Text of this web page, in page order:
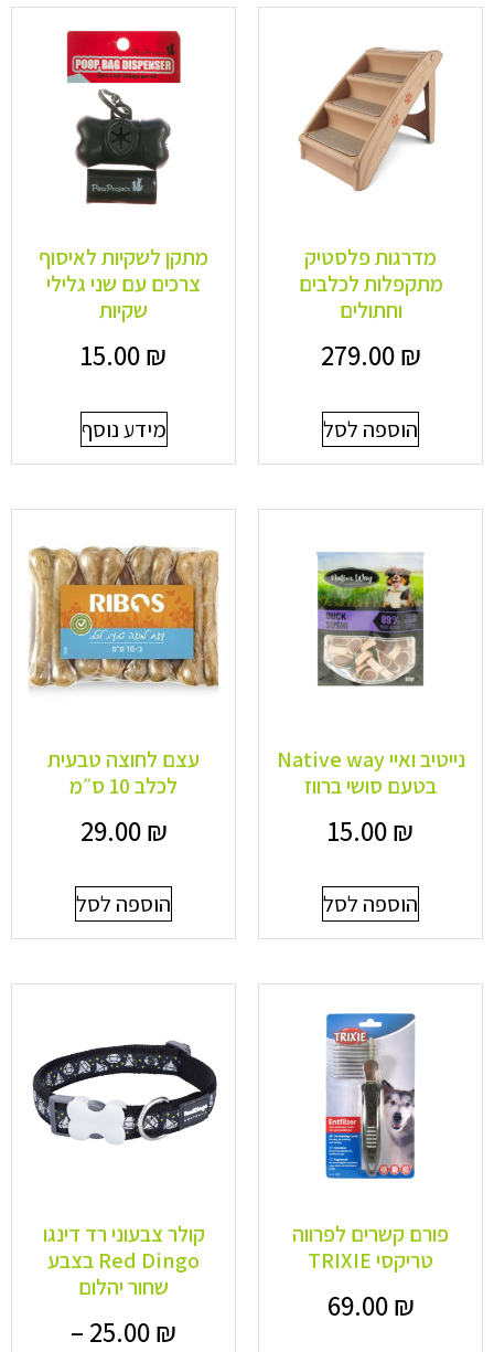
מדרגות פלסטיק
מתקפלות לכלבים
וחתולים
279.00₪
הוספה לסל
מתקן לשקיות לאיסוף
צרכים עם שני גלילי
שקיות
15.00₪
מידע נוסף
נייטיב ואיי Native way
בטעם סושי ברווז
15.00₪
הוספה לסל
עצם לחוצה טבעית
לכלב 10 ס״מ
29.00₪
הוספה לסל
פורם קשרים לפרווה
טריקסי TRIXIE
69.00₪
קולר צבעוני רד דינגו
Red Dingo בצבע
שחור יהלום
25.00₪
–